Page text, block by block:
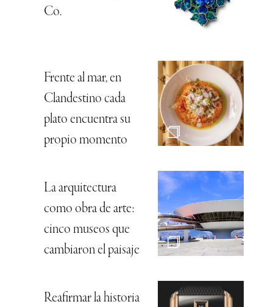
Co.
Frente al mar, en
Clandestino cada
plato encuentra su
propio momento
La arquitectura
como obra de arte:
cinco museos que
cambiaron el paisaje
Reafirmar la historia